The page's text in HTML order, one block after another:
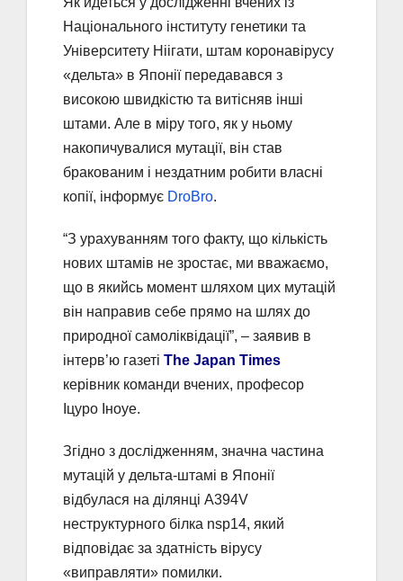
Національного інституту генетики та
Університету Ніігати, штам коронавірусу
«дельта» в Японії передавався з
високою швидкістю та витісняв інші
штами. Але в міру того, як у ньому
накопичувалися мутації, він став
бракованим і нездатним робити власні
копії, інформує DroBro.
“З урахуванням того факту, що кількість
нових штамів не зростає, ми вважаємо,
що в якийсь момент шляхом цих мутацій
він направив себе прямо на шлях до
природної самоліквідації”, – заявив в
інтерв’ю газеті The Japan Times
керівник команди вчених, професор
Іцуро Іноуе.
Згідно з дослідженням, значна частина
мутацій у дельта-штамі в Японії
відбулася на ділянці A394V
неструктурного білка nsp14, який
відповідає за здатність вірусу
«виправляти» помилки.